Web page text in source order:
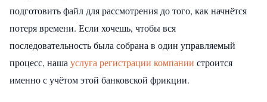
подготовить файл для рассмотрения до того, как начнётся
потеря времени. Если хочешь, чтобы вся
последовательность была собрана в один управляемый
процесс, наша услуга регистрации компании строится
именно с учётом этой банковской фрикции.